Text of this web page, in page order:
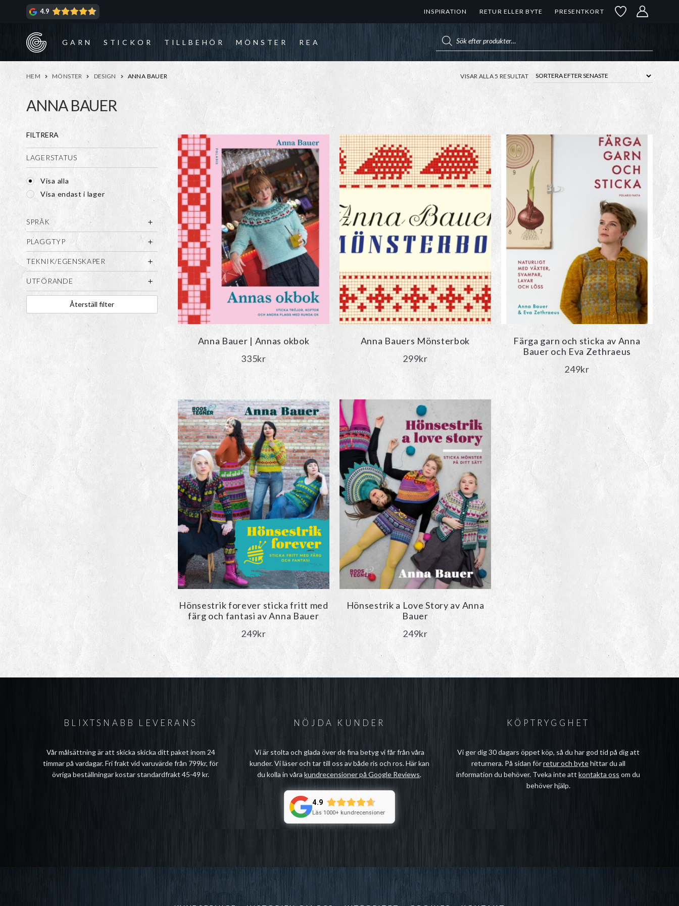
4.9 INSPIRATION RETUR ELLER BYTE PRESENTKORT
GARN STICKOR TILLBEHÖR MÖNSTER REA
HEM MÖNSTER DESIGN ANNA BAUER
ANNA BAUER
VISAR ALLA 5 RESULTATSORTERA
EFTER
FILTRERA
LAGERSTATUS
Visa alla
Visa endast i lager
SPRÅK
PLAGGTYP
TEKNIK/EGENSKAPER
UTFÖRANDE
Återställ filter
Anna Bauer | Annas okbok
335kr
Anna Bauers Mönsterbok
299kr
Färga garn och sticka av Anna
Bauer och Eva Zethraeus
249kr
Hönsestrik forever sticka fritt med
färg och fantasi av Anna Bauer
249kr
Hönsestrik a Love Story av Anna
Bauer
249kr
BLIXTSNABB LEVERANS
Vår målsättning är att skicka skicka ditt paket inom 24
timmar på vardagar. Fri frakt vid varuvärde från 799kr, för
övriga beställningar kostar standardfrakt 45-49 kr.
NÖJDA KUNDER
Vi är stolta och glada över de fina betyg vi får från våra
kunder. Vi läser och tar till oss av både ris och ros. Här kan
du kolla in vårakundrecensioner på Google Reviews.
4.9
Läs 1000+ kundrecensioner
KÖPTRYGGHET
Vi ger dig 30 dagars öppet köp, så du har god tid på dig att
returnera. På sidan förretur och bytehittar du all
information du behöver. Tveka inte attkontakta oss om du
behöver hjälp.